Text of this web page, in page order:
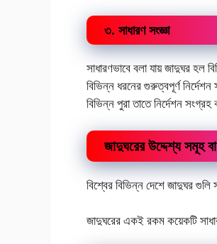
৩. সাধারণ সংজ্ঞা
সাধারণভাবে বলা যায় জাদুঘর হল
বিভিন্ন ধরনের গুরুত্বপূর্ণ
বিভিন্ন পুরা তাতে নির্দেশন
জাদুঘরের উদ্দেশ্য সমূহ বা
বিশ্বের বিভিন্ন দেশে জাদুঘর গুলি
জাদুঘরের একই রকম কয়েকটি